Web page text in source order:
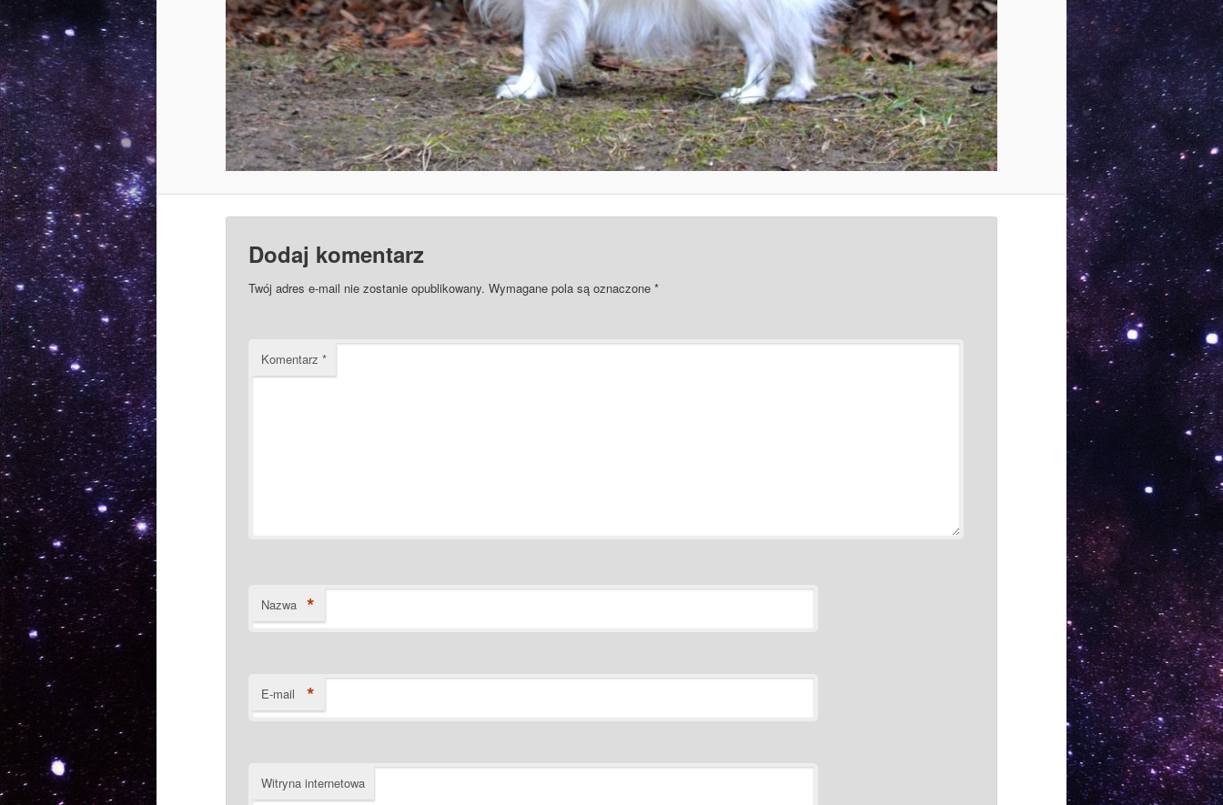
Dodaj komentarz
Twój adres e-mail nie zostanie opublikowany. Wymagane pola są oznaczone*
Komentarz*
Nazwa *
E-mail *
Witryna internetowa